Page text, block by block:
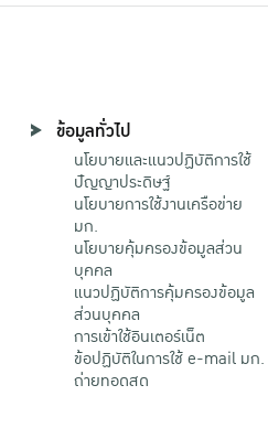
ข้อมูลทั่วไป
นโยบายและแนวปฏิบัติการใช้
ปัญญาประดิษฐ์
นโยบายการใช้งานเครือข่าย
มก.
นโยบายคุ้มครองข้อมูลส่วน
บุคคล
แนวปฏิบัติการคุ้มครองข้อมูล
ส่วนบุคคล
การเข้าใช้อินเตอร์เน็ต
ข้อปฏิบัติในการใช้ e-mail มก.
ถ่ายทอดสด